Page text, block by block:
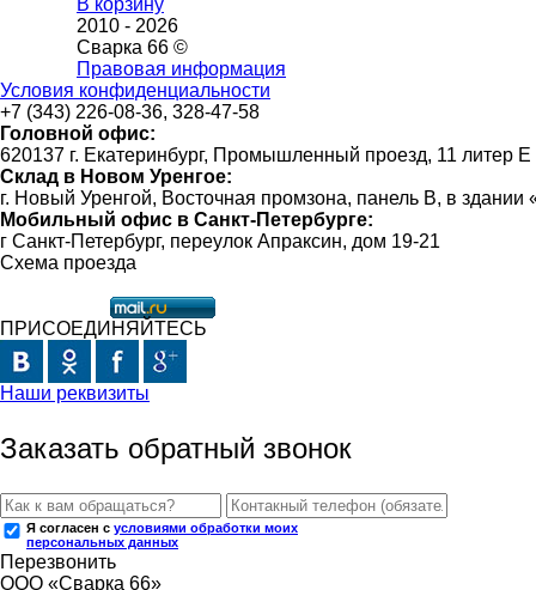
В корзину
2010 - 2026
Сварка 66 ©
Правовая информация
Условия конфиденциальности
+7 (343) 226-08-36, 328-47-58
Головной офис:
620137 г. Екатеринбург, Промышленный проезд, 11 литер Е
Склад в Новом Уренгое:
г. Новый Уренгой, Восточная промзона, панель В, в
Мобильный офис в Санкт-Петербурге:
г Санкт-Петербург, переулок Апраксин, дом 19-21
Схема проезда
ПРИСОЕДИНЯЙТЕСЬ
Наши реквизиты
Заказать обратный звонок
Я согласен с условиями обработки моих
персональных данных
Перезвонить
ООО «Сварка 66»